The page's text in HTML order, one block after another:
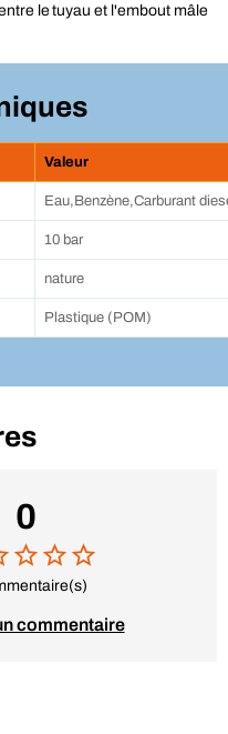
le tuyau et l'embout mâle
Valeur
Eau,Benzène,Carburant
10 bar
nature
Plastique (POM)
0
commentaire